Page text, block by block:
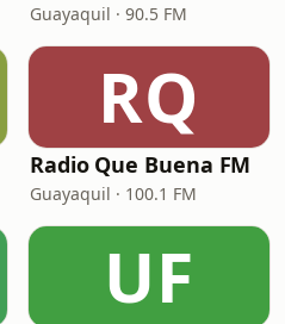
Guayaquil · 90.5 FM
RQ
Radio Que Buena FM
Guayaquil · 100.1 FM
UF